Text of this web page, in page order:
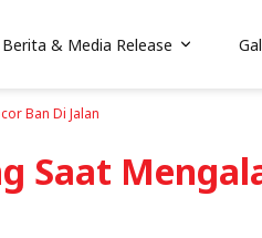
Berita & Media Release
Ban Di Jalan
Saat